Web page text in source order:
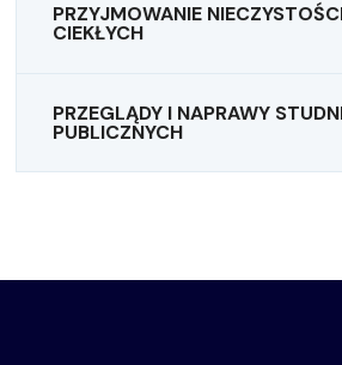
PRZYJMOWANIE
CIEKŁYCH
PRZEGLĄDY I NAPRAWY
PUBLICZNYCH